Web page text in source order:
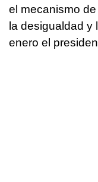
el mecanismo
la desigualdad y
enero el